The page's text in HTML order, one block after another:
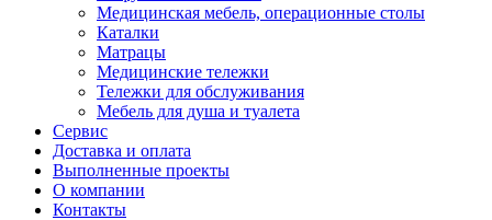
Медицинская мебель, операционные столы
Каталки
Матрацы
Медицинские тележки
Тележки для обслуживания
Мебель для душа и туалета
Сервис
Доставка и оплата
Выполненные проекты
О компании
Контакты